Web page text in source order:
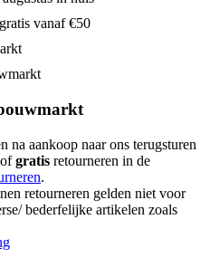
vanaf €50
na aankoop naar ons terugsturen
gratis retourneren in de
.
retourneren gelden niet voor
bederfelijke artikelen zoals